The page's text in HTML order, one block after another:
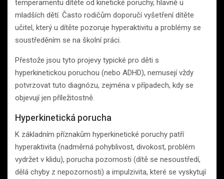
temperamentu dítěte od kinetické poruchy, hlavně u
mladších dětí. Často rodičům doporučí vyšetření dítěte
učitel, který u dítěte pozoruje hyperaktivitu a problémy se
soustředěním se na školní práci.
Přestože jsou tyto projevy typické pro děti s
hyperkinetickou poruchou (nebo ADHD), nemusejí vždy
potvrzovat tuto diagnózu, zejména v případech, kdy se
objevují jen příležitostně.
Hyperkinetická porucha
K základním příznakům hyperkinetické poruchy patří
hyperaktivita (nadměrná pohyblivost, divokost, problém
vydržet v klidu), porucha pozornosti (dítě se nesoustředí,
dělá chyby z nepozornosti) a impulzivita, které se vyskytují